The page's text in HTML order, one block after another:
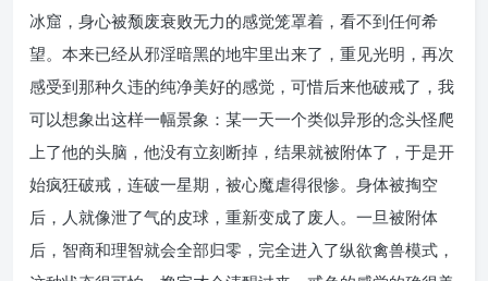
冰窟，身心被颓废衰败无力的感觉笼罩着，看不到任何希
望。本来已经从邪淫暗黑的地牢里出来了，重见光明，再次
感受到那种久违的纯净美好的感觉，可惜后来他破戒了，我
可以想象出这样一幅景象：某一天一个类似异形的念头怪爬
上了他的头脑，他没有立刻断掉，结果就被附体了，于是开
始疯狂破戒，连破一星期，被心魔虐得很惨。身体被掏空
后，人就像泄了气的皮球，重新变成了废人。一旦被附体
后，智商和理智就会全部归零，完全进入了纵欲禽兽模式，